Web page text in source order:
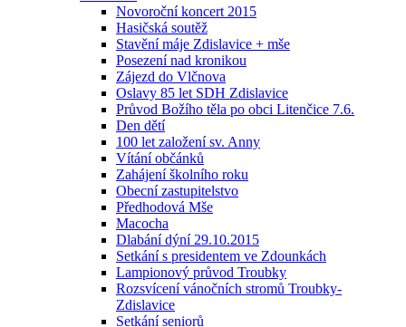
Novoroční koncert 2015
Hasičská soutěž
Stavění máje Zdislavice + mše
Posezení nad kronikou
Zájezd do Vlčnova
Oslavy 85 let SDH Zdislavice
Průvod Božího těla po obci Litenčice 7.6.
Den dětí
100 let založení sv. Anny
Vítání občánků
Zahájení školního roku
Obecní zastupitelstvo
Předhodová Mše
Macocha
Dlabání dýní 29.10.2015
Setkání s presidentem ve Zdounkách
Lampionový průvod Troubky
Rozsvícení vánočních stromů Troubky-
Zdislavice
Setkání seniorů